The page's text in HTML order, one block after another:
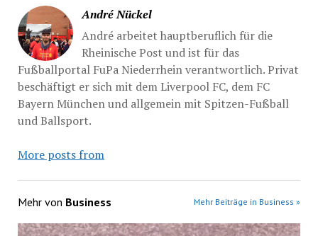
André Nückel
André arbeitet hauptberuflich für die
Rheinische Post und ist für das
Fußballportal FuPa Niederrhein verantwortlich. Privat
beschäftigt er sich mit dem Liverpool FC, dem FC
Bayern München und allgemein mit Spitzen-Fußball
und Ballsport.
More posts from
Mehr von Business Mehr Beiträge in Business »